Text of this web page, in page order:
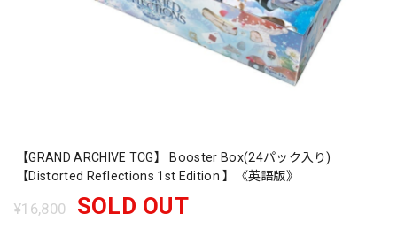
【GRAND ARCHIVE TCG】 Booster Box(24パック入り)
【Distorted Reflections 1st Edition 】《英語版》
¥16,800 SOLD OUT